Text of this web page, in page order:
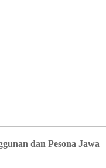
dan Pesona Jawa